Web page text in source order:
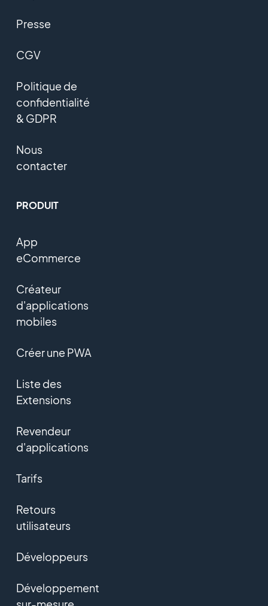
Presse
CGV
Politique de
confidentialité
& GDPR
Nous
contacter
PRODUIT
App
eCommerce
Créateur
d'applications
mobiles
Créer une PWA
Liste des
Extensions
Revendeur
d'applications
Tarifs
Retours
utilisateurs
Développeurs
Développement